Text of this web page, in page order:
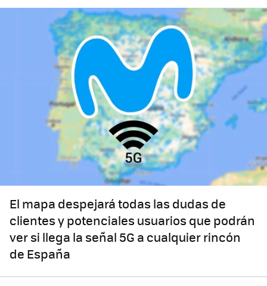
El mapa despejará todas las dudas de
clientes y potenciales usuarios que podrán
ver si llega la señal 5G a cualquier rincón
de España